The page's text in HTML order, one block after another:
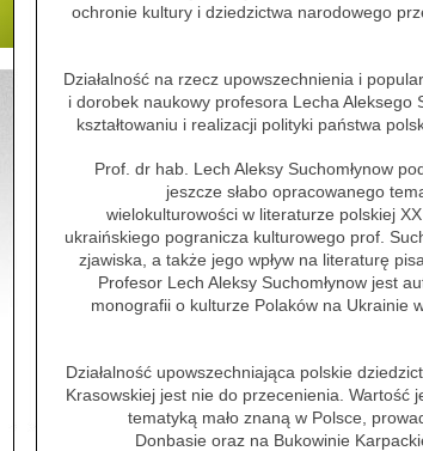
ochronie kultury i dziedzictwa narodowego
Działalność na rzecz upowszechnienia i
i dorobek naukowy profesora Lecha Aleksego
kształtowaniu i realizacji polityki państwa
Prof. dr hab. Lech Aleksy Suchomłynow
jeszcze słabo opracowanego
wielokulturowości w literaturze polskiej
ukraińskiego pogranicza kulturowego prof.
zjawiska, a także jego wpływ na literaturę
Profesor Lech Aleksy Suchomłynow jest
monografii o kulturze Polaków na Ukrainie
Działalność upowszechniająca polskie
Krasowskiej jest nie do przecenienia. Wartość
tematyką mało znaną w Polsce,
Donbasie oraz na Bukowinie